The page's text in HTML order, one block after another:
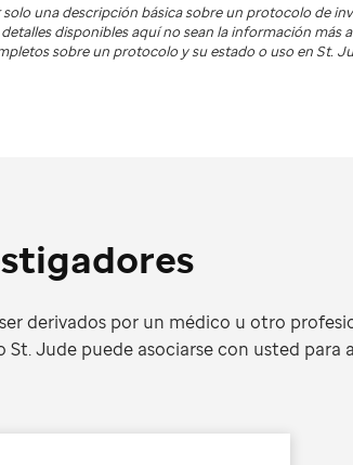
una descripción básica sobre un protocolo de
disponibles aquí no sean la información más
sobre un protocolo y su estado o uso enSt.
derivados por un médico u otro
Jude puede asociarse con usted para